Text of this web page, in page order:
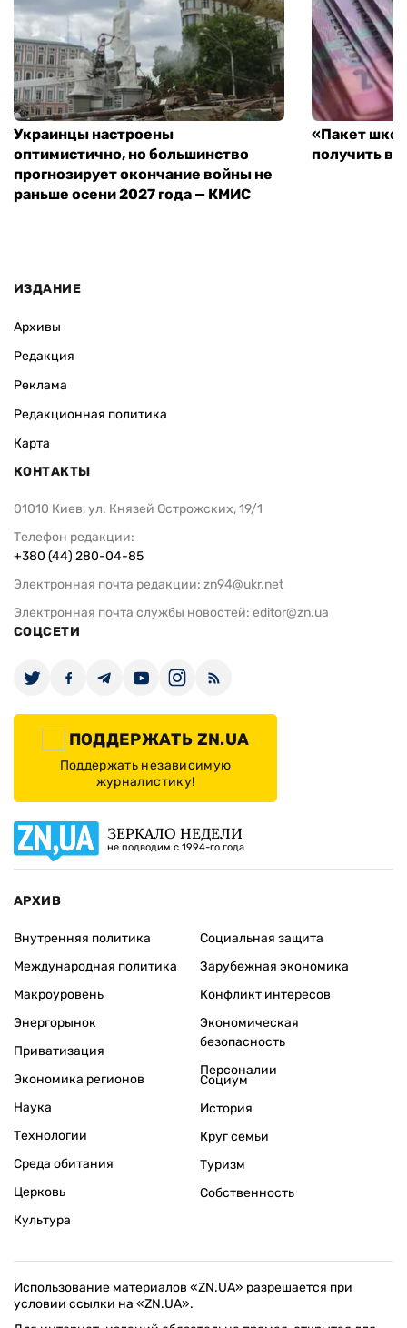
Украинцы настроены
оптимистично, но большинство
прогнозирует окончание войны не
раньше осени 2027 года — КМИС
«Пакет
получить
ИЗДАНИЕ
Архивы
Редакция
Реклама
Редакционная политика
Карта
КОНТАКТЫ
01010 Киев, ул. Князей Острожских, 19/1
Телефон редакции:
+380 (44) 280-04-85
Электронная почта редакции: zn94@ukr.net
Электронная почта службы новостей: editor@zn.ua
СОЦСЕТИ
ПОДДЕРЖАТЬ ZN.UA
Поддержать независимую
журналистику!
ЗЕРКАЛО НЕДЕЛИ
не подводим с 1994-го года
АРХИВ
Внутренняя политика
Международная политика
Макроуровень
Энергорынок
Приватизация
Экономика регионов
Социальная защита
Зарубежная экономика
Конфликт интересов
Экономическая
безопасность
Персоналии
Наука
Технологии
Среда обитания
Церковь
Культура
Социум
История
Круг семьи
Туризм
Собственность
Использование материалов «ZN.UA» разрешается при
условии ссылки на «ZN.UA».